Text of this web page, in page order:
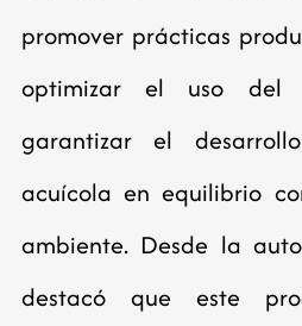
promover prácticas
optimizar el uso del
garantizar el
acuícola en equilibrio
ambiente. Desde la
destacó que este